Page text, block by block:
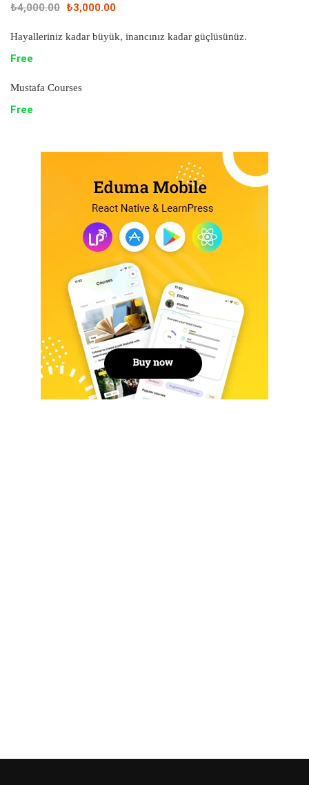
₺4,000.00 ₺3,000.00
Hayalleriniz kadar büyük, inancınız kadar güçlüsünüz.
Free
Mustafa Courses
Free